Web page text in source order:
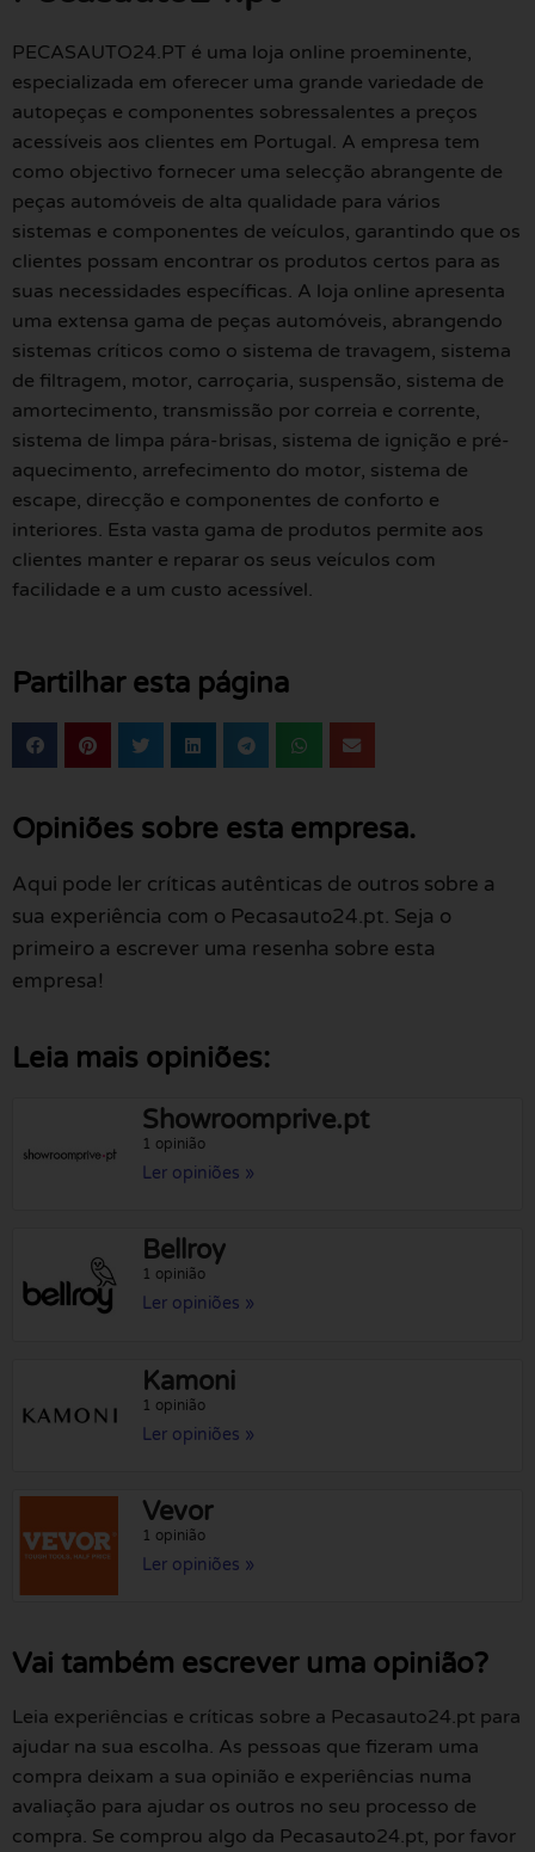
PECASAUTO24.PT é uma loja online proeminente,
especializada em oferecer uma grande variedade de
autopeças e componentes sobressalentes a preços
acessíveis aos clientes em Portugal. A empresa tem
como objectivo fornecer uma selecção abrangente de
peças automóveis de alta qualidade para vários
sistemas e componentes de veículos, garantindo que os
clientes possam encontrar os produtos certos para as
suas necessidades específicas. A loja online apresenta
uma extensa gama de peças automóveis, abrangendo
sistemas críticos como o sistema de travagem, sistema
de filtragem, motor, carroçaria, suspensão, sistema de
amortecimento, transmissão por correia e corrente,
sistema de limpa pára-brisas, sistema de ignição e pré-
aquecimento, arrefecimento do motor, sistema de
escape, direcção e componentes de conforto e
interiores. Esta vasta gama de produtos permite aos
clientes manter e reparar os seus veículos com
facilidade e a um custo acessível.
Partilhar esta página
Opiniões sobre esta empresa.
Aqui pode ler críticas autênticas de outros sobre a
sua experiência com o Pecasauto24.pt. Seja o
primeiro a escrever uma resenha sobre esta
empresa!
Leia mais opiniões:
Showroomprive.pt
1 opinião
Ler opiniões »
Bellroy
1 opinião
Ler opiniões »
Kamoni
1 opinião
Ler opiniões »
Vevor
1 opinião
Ler opiniões »
Vai também escrever uma opinião?
Leia experiências e críticas sobre a Pecasauto24.pt para
ajudar na sua escolha. As pessoas que fizeram uma
compra deixam a sua opinião e experiências numa
avaliação para ajudar os outros no seu processo de
compra. Se comprou algo da Pecasauto24.pt, por favor